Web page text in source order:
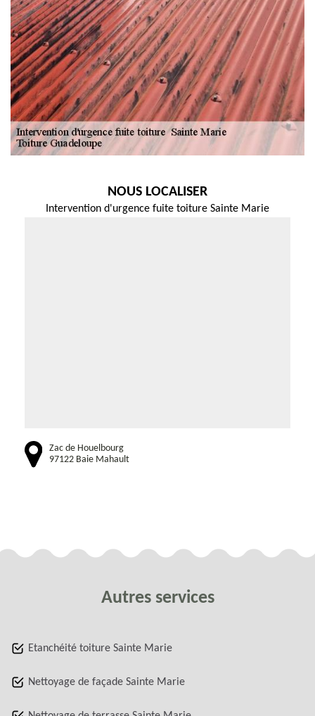
NOUS LOCALISER
Intervention d'urgence fuite toiture Sainte Marie
Zac de Houelbourg
97122 Baie Mahault
Autres services
Etanchéité toiture Sainte Marie
Nettoyage de façade Sainte Marie